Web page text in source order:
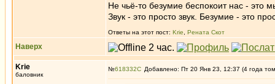
Не чьё-то безумие беспокоит нас - это
Звук - это просто звук. Безумие - это
Ответы на этот пост: Krie Рената Скот
Наверх
Krie
баловник
№618332 Добавлено: Пт 20 Янв 23, 12:37 (4 года